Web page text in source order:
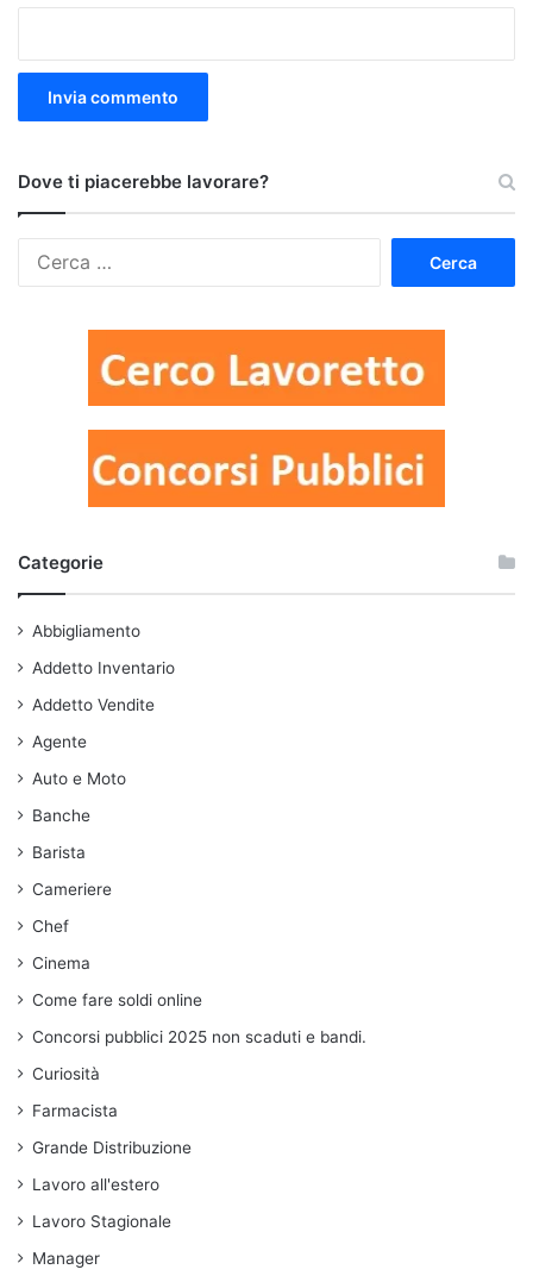
Dove ti piacerebbe lavorare?
Categorie
Abbigliamento
Addetto Inventario
Addetto Vendite
Agente
Auto e Moto
Banche
Barista
Cameriere
Chef
Cinema
Come fare soldi online
Concorsi pubblici 2025 non scaduti e bandi.
Curiosità
Farmacista
Grande Distribuzione
Lavoro all'estero
Lavoro Stagionale
Manager